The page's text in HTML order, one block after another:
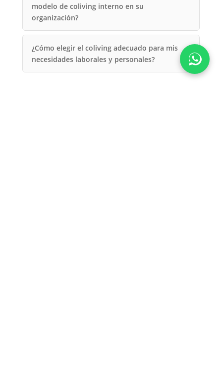
modelo de coliving interno en su
organización?
¿Cómo elegir el coliving adecuado para mis
necesidades laborales y personales?